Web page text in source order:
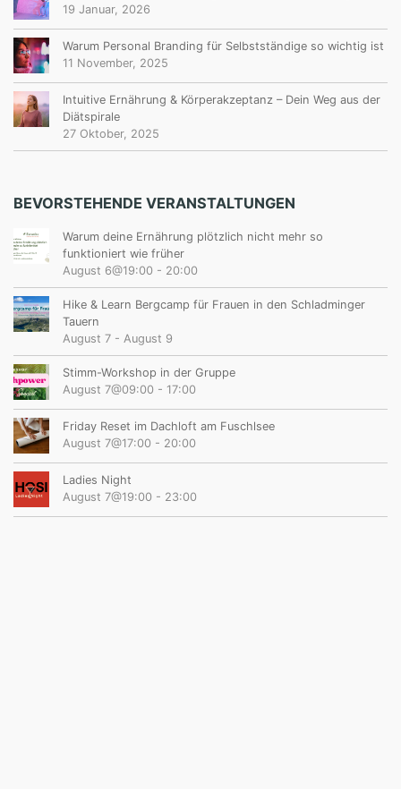
19 Januar, 2026
Warum Personal Branding für Selbstständige so wichtig ist
11 November, 2025
Intuitive Ernährung & Körperakzeptanz – Dein Weg aus der
Diätspirale
27 Oktober, 2025
BEVORSTEHENDE VERANSTALTUNGEN
Warum deine Ernährung plötzlich nicht mehr so
funktioniert wie früher
August 6@19:00 - 20:00
Hike & Learn Bergcamp für Frauen in den Schladminger
Tauern
August 7 - August 9
Stimm-Workshop in der Gruppe
August 7@09:00 - 17:00
Friday Reset im Dachloft am Fuschlsee
August 7@17:00 - 20:00
Ladies Night
August 7@19:00 - 23:00